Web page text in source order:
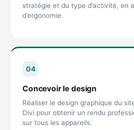
stratégie et du type d’activité, en
d’ergonomie.
04
Concevoir le design
Réaliser le design graphique du
Divi pour obtenir un rendu
sur tous les appareils.